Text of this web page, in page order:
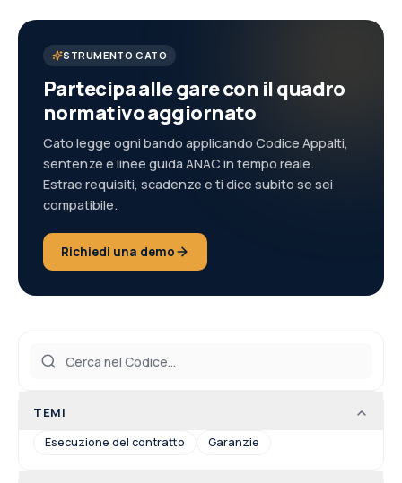
STRUMENTO CATO
Partecipa alle gare con il quadro
normativo aggiornato
Cato legge ogni bando applicando Codice Appalti,
sentenze e linee guida ANAC in tempo reale.
Estrae requisiti, scadenze e ti dice subito se sei
compatibile.
Richiedi una demo
TEMI
Esecuzione del contratto Garanzie